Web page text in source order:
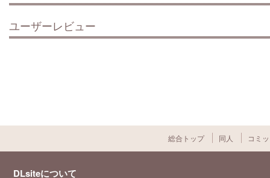
ユーザーレビュー
総合トップ 同人 コミ
DLsiteについて